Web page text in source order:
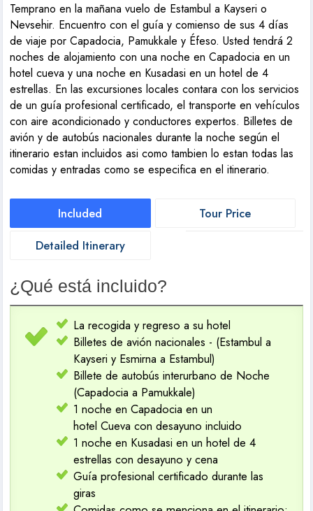
Temprano en la mañana vuelo de Estambul a Kayseri o
Nevsehir. Encuentro con el guía y comienso de sus 4 días
de viaje por Capadocia, Pamukkale y Éfeso. Usted tendrá 2
noches de alojamiento con una noche en Capadocia en un
hotel cueva y una noche en Kusadasi en un hotel de 4
estrellas. En las excursiones locales contara con los servicios
de un guía profesional certificado, el transporte en vehículos
con aire acondicionado y conductores expertos. Billetes de
avión y de autobús nacionales durante la noche según el
itinerario estan incluidos asi como tambien lo estan todas las
comidas y entradas como se especifica en el itinerario.
Included
Tour Price
Detailed Itinerary
¿Qué está incluido?
La recogida y regreso a su hotel
Billetes de avión nacionales - (Estambul a
Kayseri y Esmirna a Estambul)
Billete de autobús interurbano de Noche
(Capadocia a Pamukkale)
1 noche en Capadocia en un
hotel Cueva con desayuno incluido
1 noche en Kusadasi en un hotel de 4
estrellas con desayuno y cena
Guía profesional certificado durante las
giras